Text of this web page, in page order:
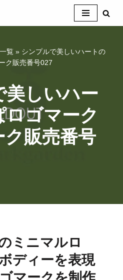
覧 » シンプルで美しいハートの
ク販売番号027
美しいハー
ロゴマーク
ク販売番号
ミニマルロ
ディーを表現